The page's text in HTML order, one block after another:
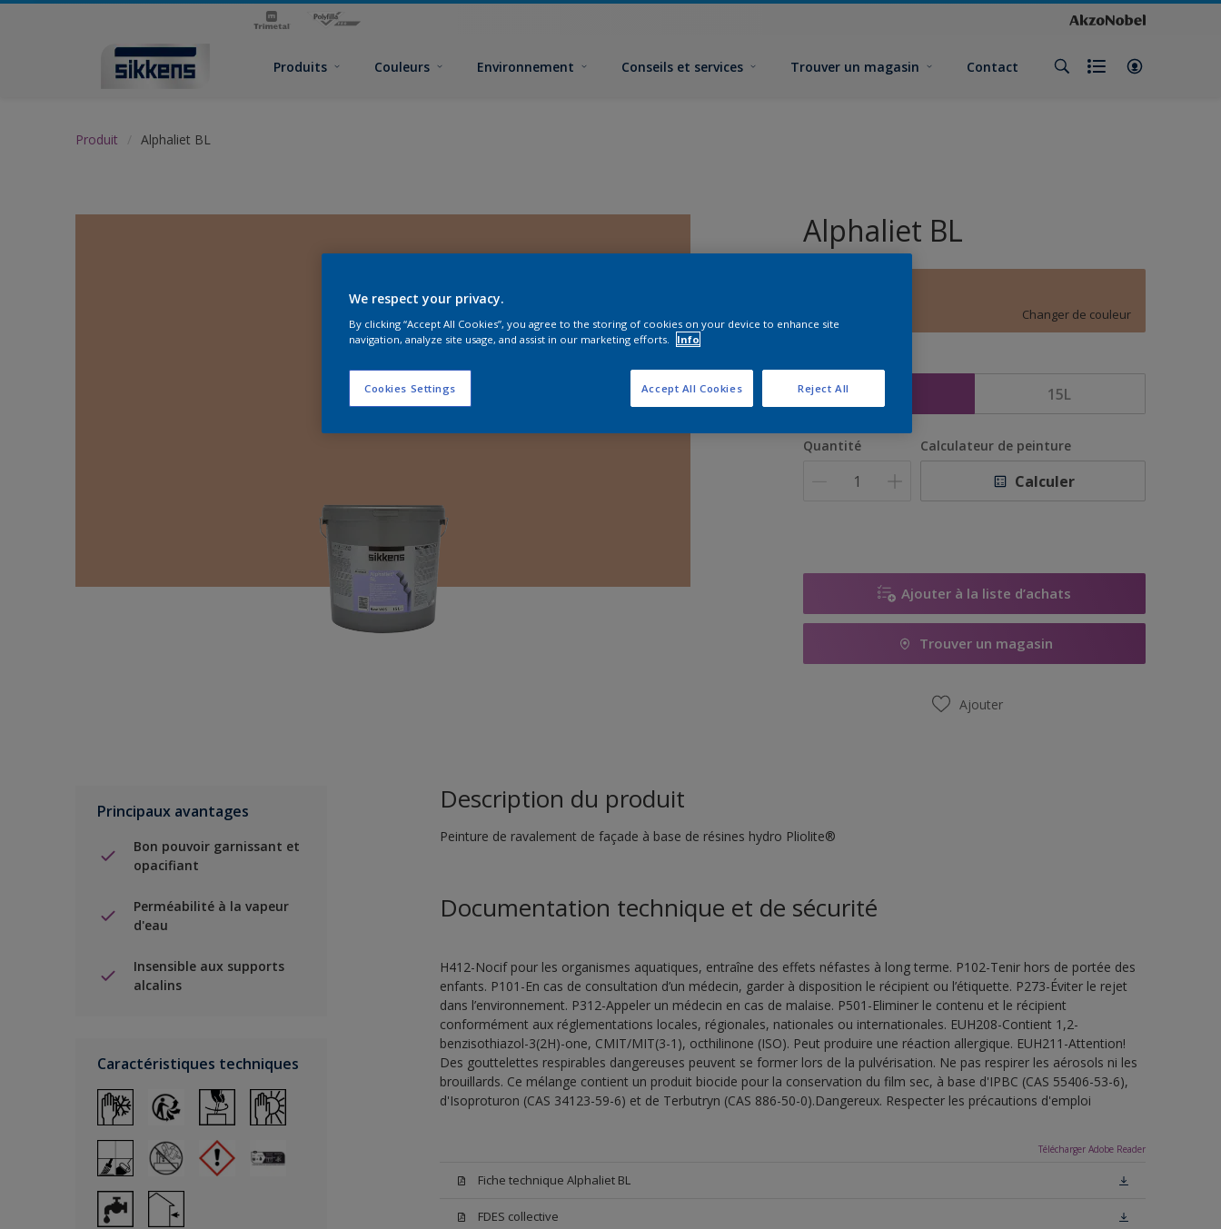
Produits Couleurs Environnement Conseils et services Trouver un magasin Contact
Produit Alphaliet BL
Alphaliet BL
Changer de couleur
15L
Quantité Calculateur de peinture
Calculer
Ajouter à la liste d’achats
Trouver un magasin
Ajouter
Principaux avantages
Bon pouvoir garnissant et
opacifiant
Perméabilité à la vapeur
d'eau
Insensible aux supports
alcalins
Caractéristiques techniques
Description du produit
Peinture de ravalement de façade à base de résines hydro Pliolite®
Documentation technique et de sécurité
H412-Nocif pour les organismes aquatiques, entraîne des effets néfastes à long terme. P102-Tenir hors de portée des
enfants. P101-En cas de consultation d’un médecin, garder à disposition le récipient ou l’étiquette. P273-Éviter le rejet
dans l’environnement. P312-Appeler un médecin en cas de malaise. P501-Eliminer le contenu et le récipient
conformément aux réglementations locales, régionales, nationales ou internationales. EUH208-Contient 1,2-
benzisothiazol-3(2H)-one, CMIT/MIT(3-1), octhilinone (ISO). Peut produire une réaction allergique. EUH211-Attention!
Des gouttelettes respirables dangereuses peuvent se former lors de la pulvérisation. Ne pas respirer les aérosols ni les
brouillards. Ce mélange contient un produit biocide pour la conservation du film sec, à base d'IPBC (CAS 55406-53-6),
d'Isoproturon (CAS 34123-59-6) et de Terbutryn (CAS 886-50-0).Dangereux. Respecter les précautions d'emploi
Télécharger Adobe Reader
Fiche technique Alphaliet BL
FDES collective
We respect your privacy.
By clicking “Accept All Cookies”, you agree to the storing of cookies on your device to enhance site
navigation, analyze site usage, and assist in our marketing efforts.
Info
Cookies Settings Reject All
Accept All Cookies